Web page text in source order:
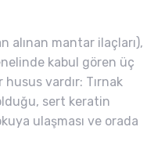
mantar ilaçları),
kabul gören üç
vardır: Tırnak
sert keratin
ulaşması ve orada